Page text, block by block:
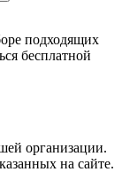
подходящих
бесплатной
организации.
на сайте.